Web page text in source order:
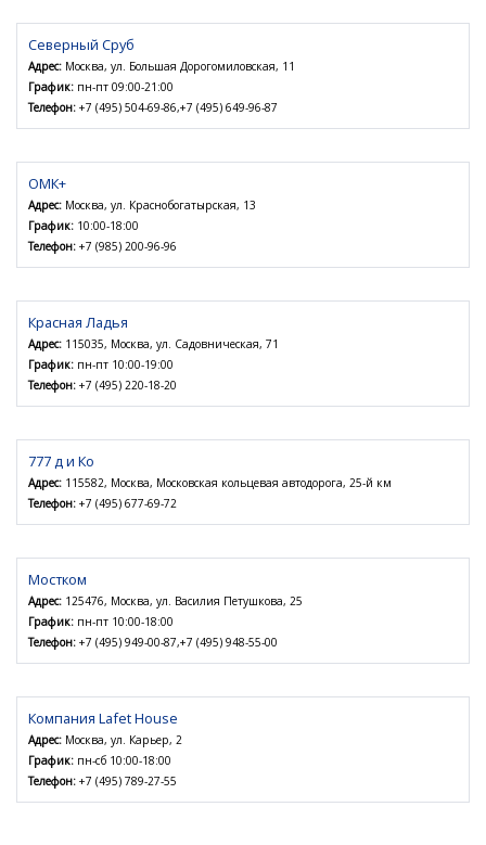
Северный Сруб
Адрес: Москва, ул. Большая Дорогомиловская, 11
График: пн-пт 09:00-21:00
Телефон: +7 (495) 504-69-86,+7 (495) 649-96-87
ОМК+
Адрес: Москва, ул. Краснобогатырская, 13
График: 10:00-18:00
Телефон: +7 (985) 200-96-96
Красная Ладья
Адрес: 115035, Москва, ул. Садовническая, 71
График: пн-пт 10:00-19:00
Телефон: +7 (495) 220-18-20
777 д и Ко
Адрес: 115582, Москва, Московская кольцевая автодорога, 25-й км
Телефон: +7 (495) 677-69-72
Мостком
Адрес: 125476, Москва, ул. Василия Петушкова, 25
График: пн-пт 10:00-18:00
Телефон: +7 (495) 949-00-87,+7 (495) 948-55-00
Компания Lafet House
Адрес: Москва, ул. Карьер, 2
График: пн-сб 10:00-18:00
Телефон: +7 (495) 789-27-55